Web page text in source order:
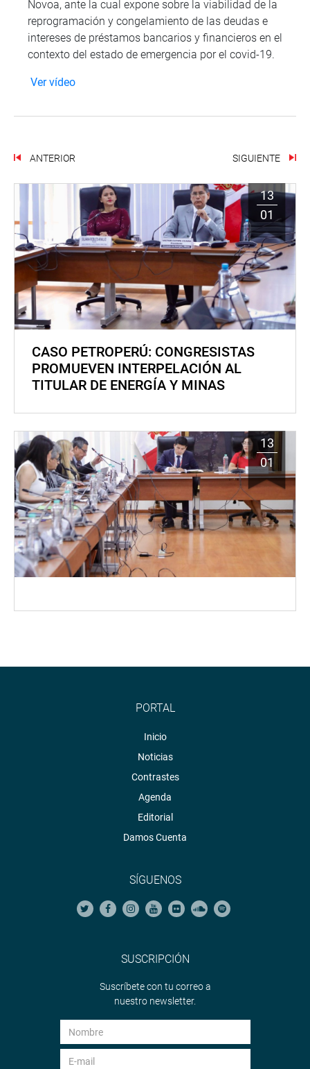
Novoa, ante la cual expone sobre la viabilidad de la
reprogramación y congelamiento de las deudas e
intereses de préstamos bancarios y financieros en el
contexto del estado de emergencia por el covid-19.
Ver vídeo
ANTERIOR SIGUIENTE
13
01
CASO PETROPERÚ: CONGRESISTAS
PROMUEVEN INTERPELACIÓN AL
TITULAR DE ENERGÍA Y MINAS
13
01
PORTAL
Inicio
Noticias
Contrastes
Agenda
Editorial
Damos Cuenta
SÍGUENOS
SUSCRIPCIÓN
Suscríbete con tu correo a
nuestro newsletter.